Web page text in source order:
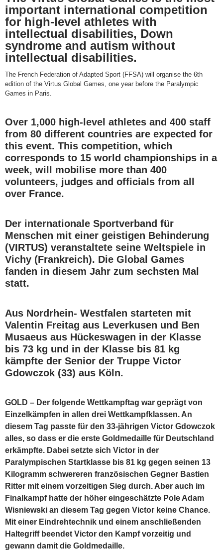
important international competition
for high-level athletes with
intellectual disabilities, Down
syndrome and autism without
intellectual disabilities.
The French Federation of Adapted Sport (FFSA) will organise the 6th
edition of the Virtus Global Games, one year before the Paralympic
Games in Paris.
Over 1,000 high-level athletes and 400 staff
from 80 different countries are expected for
this event. This competition, which
corresponds to 15 world championships in a
week, will mobilise more than 400
volunteers, judges and officials from all
over France.
Der internationale Sportverband für
Menschen mit einer geistigen Behinderung
(VIRTUS) veranstaltete seine Weltspiele in
Vichy (Frankreich). Die Global Games
fanden in diesem Jahr zum sechsten Mal
statt.
Aus Nordrhein- Westfalen starteten mit
Valentin Freitag aus Leverkusen und Ben
Musaeus aus Hückeswagen in der Klasse
bis 73 kg und in der Klasse bis 81 kg
kämpfte der Senior der Truppe Victor
Gdowczok (33) aus Köln.
GOLD – Der folgende Wettkampftag war geprägt von
Einzelkämpfen in allen drei Wettkampfklassen. An
diesem Tag passte für den 33-jährigen Victor Gdowczok
alles, so dass er die erste Goldmedaille für Deutschland
erkämpfte. Dabei setzte sich Victor in der
Paralympischen Startklasse bis 81 kg gegen seinen 13
Kilogramm schwereren französischen Gegner Bastien
Ritter mit einem vorzeitigen Sieg durch. Aber auch im
Finalkampf hatte der höher eingeschätzte Pole Adam
Wisniewski an diesem Tag gegen Victor keine Chance.
Mit einer Eindrehtechnik und einem anschließenden
Haltegriff beendet Victor den Kampf vorzeitig und
gewann damit die Goldmedaille.